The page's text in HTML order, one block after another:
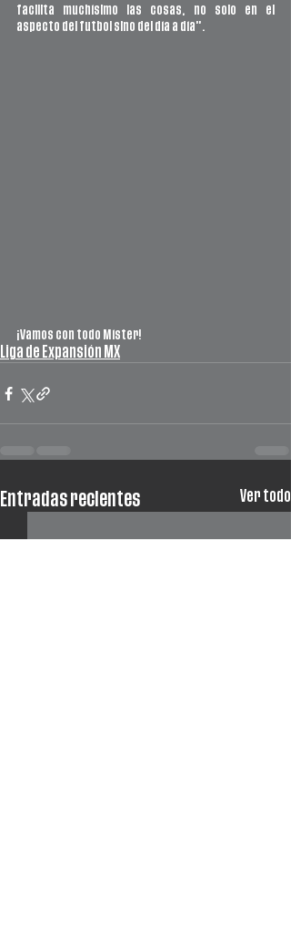
facilita muchísimo las cosas, no solo en el
aspecto del futbol sino del día a día”.
¡Vamos con todo Míster!
Liga de Expansión MX
Entradas recientes Ver todo